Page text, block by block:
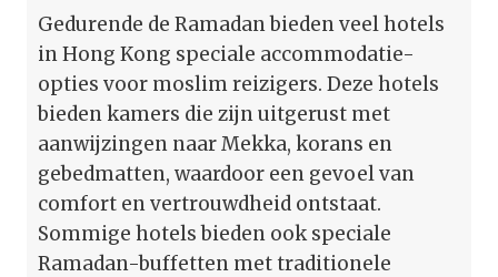
Gedurende de Ramadan bieden veel hotels
in Hong Kong speciale accommodatie-
opties voor moslim reizigers. Deze hotels
bieden kamers die zijn uitgerust met
aanwijzingen naar Mekka, korans en
gebedmatten, waardoor een gevoel van
comfort en vertrouwdheid ontstaat.
Sommige hotels bieden ook speciale
Ramadan-buffetten met traditionele